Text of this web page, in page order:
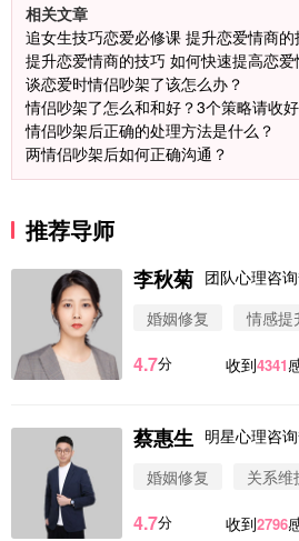
相关文章
追女生技巧恋爱必修课 提升恋爱情商的
提升恋爱情商的技巧 如何快速提高恋爱
谈恋爱时情侣吵架了该怎么办？
情侣吵架了怎么和和好？3个策略请收好
情侣吵架后正确的处理方法是什么？
两情侣吵架后如何正确沟通？
推荐导师
李秋菊 团队心理咨
婚姻修复
情感提
4.7分 收到4341
蔡惠生 明星心理咨
婚姻修复
关系维
4.7分 收到2796
微信用户 圆圈 通过此
案
微信用户 Vnno 通过